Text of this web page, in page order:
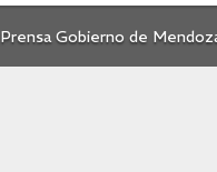
Prensa Gobierno de